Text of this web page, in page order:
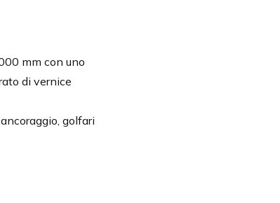
mm con uno
di vernice
golfari